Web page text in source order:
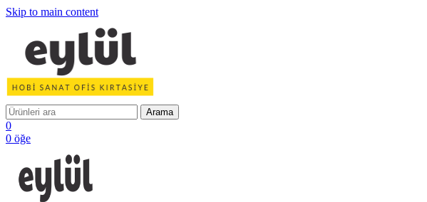
Skip to main content
Arama
0
0 öğe